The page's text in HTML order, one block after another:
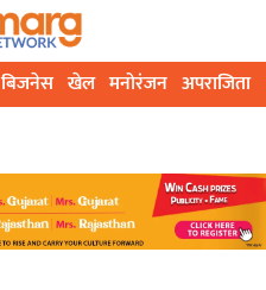
बिजनेस खेल मनोरंजन अपराजिता